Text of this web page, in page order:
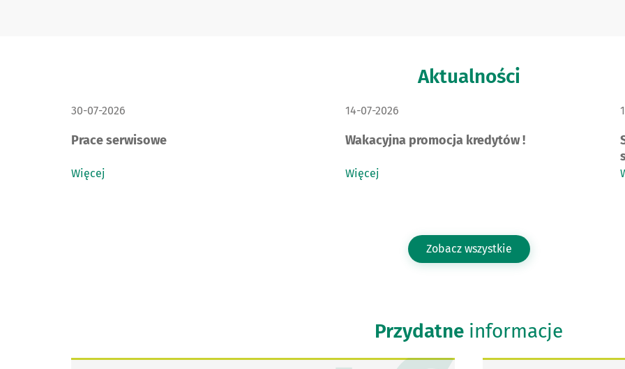
Aktualności
DATA PUBLIKACJI:
30-07-2026
Prace serwisowe
Więcej
DATA PUBLIKACJI:
14-07-2026
Wakacyjna promocja kredytów !
Więcej
Zobacz wszystkie
Przydatne informacje